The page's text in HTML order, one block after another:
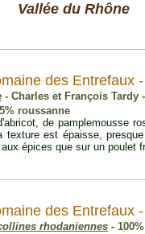
Vallée du Rhône
des Entrefaux -
- Charles et François Tardy
roussanne
de pamplemousse
texture est épaisse,
épices que sur un poulet
des Entrefaux -
rhodaniennes -